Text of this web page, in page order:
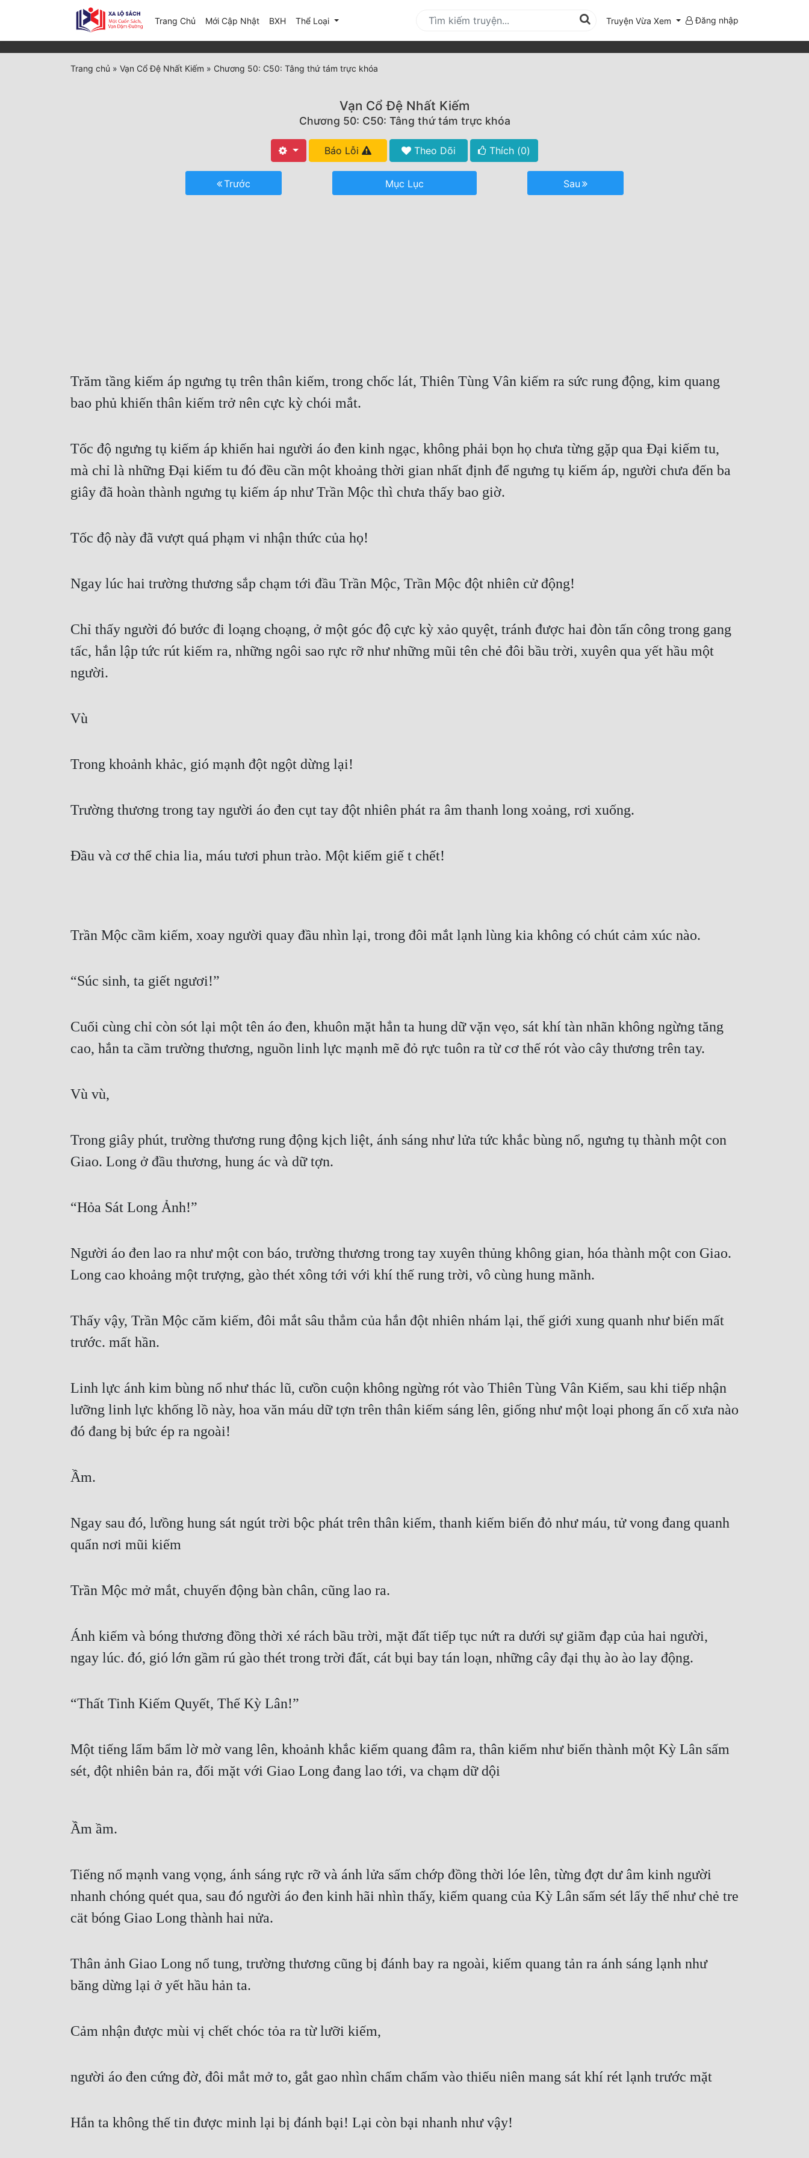
Trang Chủ Mới Cập Nhật(current)
BXH Thể Loại Truyện Vừa Xem Đăng nhập
Trang chủ » Vạn Cổ Đệ Nhất Kiếm » Chương 50: C50: Tâng thứ tám trực khóa
Vạn Cổ Đệ Nhất Kiếm
Chương 50: C50: Tâng thứ tám trực khóa
Báo Lỗi Theo Dõi Thích (0)
Trước Mục Lục Sau
Trăm tầng kiếm áp ngưng tụ trên thân kiếm, trong chốc lát, Thiên Tùng Vân kiếm ra sức rung động, kim quang
bao phủ khiến thân kiếm trở nên cực kỳ chói mắt.
Tốc độ ngưng tụ kiếm áp khiến hai người áo đen kinh ngạc, không phải bọn họ chưa từng gặp qua Đại kiếm tu,
mà chỉ là những Đại kiếm tu đó đều cần một khoảng thời gian nhất định để ngưng tụ kiếm áp, người chưa đến ba
giây đã hoàn thành ngưng tụ kiếm áp như Trần Mộc thì chưa thấy bao giờ.
Tốc độ này đã vượt quá phạm vi nhận thức của họ!
Ngay lúc hai trường thương sắp chạm tới đầu Trần Mộc, Trần Mộc đột nhiên cử động!
Chỉ thấy người đó bước đi loạng choạng, ở một góc độ cực kỳ xảo quyệt, tránh được hai đòn tấn công trong gang
tấc, hắn lập tức rút kiếm ra, những ngôi sao rực rỡ như những mũi tên chẻ đôi bầu trời, xuyên qua yết hầu một
người.
Vù
Trong khoảnh khảc, gió mạnh đột ngột dừng lại!
Trường thương trong tay người áo đen cụt tay đột nhiên phát ra âm thanh long xoảng, rơi xuống.
Đầu và cơ thể chia lia, máu tươi phun trào. Một kiếm giế t chết!
Trần Mộc cầm kiếm, xoay người quay đầu nhìn lại, trong đôi mắt lạnh lùng kia không có chút cảm xúc nào.
“Súc sinh, ta giết ngươi!”
Cuối cùng chỉ còn sót lại một tên áo đen, khuôn mặt hẳn ta hung dữ vặn vẹo, sát khí tàn nhãn không ngừng tăng
cao, hắn ta cầm trường thương, nguồn linh lực mạnh mẽ đỏ rực tuôn ra từ cơ thế rót vào cây thương trên tay.
Vù vù,
Trong giây phút, trường thương rung động kịch liệt, ánh sáng như lửa tức khắc bùng nổ, ngưng tụ thành một con
Giao. Long ở đầu thương, hung ác và dữ tợn.
“Hỏa Sát Long Ảnh!”
Người áo đen lao ra như một con báo, trường thương trong tay xuyên thủng không gian, hóa thành một con Giao.
Long cao khoảng một trượng, gào thét xông tới với khí thế rung trời, vô cùng hung mãnh.
Thấy vậy, Trần Mộc căm kiếm, đôi mắt sâu thẳm của hắn đột nhiên nhám lại, thế giới xung quanh như biến mất
trước. mất hần.
Linh lực ánh kim bùng nổ như thác lũ, cưồn cuộn không ngừng rót vào Thiên Tùng Vân Kiếm, sau khi tiếp nhận
lưỡng linh lực khống lồ này, hoa văn máu dữ tợn trên thân kiếm sáng lên, giống như một loại phong ấn cố xưa nào
đó đang bị bức ép ra ngoài!
Ầm.
Ngay sau đó, lưồng hung sát ngút trời bộc phát trên thân kiếm, thanh kiếm biến đỏ như máu, tử vong đang quanh
quẩn nơi mũi kiếm
Trần Mộc mở mắt, chuyến động bàn chân, cũng lao ra.
Ánh kiếm và bóng thương đồng thời xé rách bầu trời, mặt đất tiếp tục nứt ra dưới sự giãm đạp của hai người,
ngay lúc. đó, gió lớn gầm rú gào thét trong trời đất, cát bụi bay tán loạn, những cây đại thụ ào ào lay động.
“Thất Tinh Kiếm Quyết, Thế Kỳ Lân!”
Một tiếng lẩm bẩm lờ mờ vang lên, khoảnh khắc kiếm quang đâm ra, thân kiếm như biến thành một Kỳ Lân sấm
sét, đột nhiên bản ra, đối mặt với Giao Long đang lao tới, va chạm dữ dội
Ầm ầm.
Tiếng nổ mạnh vang vọng, ánh sáng rực rỡ và ánh lửa sấm chớp đồng thời lóe lên, từng đợt dư âm kinh người
nhanh chóng quét qua, sau đó người áo đen kinh hãi nhìn thấy, kiếm quang của Kỳ Lân sấm sét lấy thế như chẻ tre
cät bóng Giao Long thành hai nửa.
Thân ảnh Giao Long nổ tung, trường thương cũng bị đánh bay ra ngoài, kiếm quang tản ra ánh sáng lạnh như
băng dừng lại ở yết hầu hản ta.
Cảm nhận được mùi vị chết chóc tỏa ra từ lưỡi kiếm,
người áo đen cứng đờ, đôi mắt mở to, gắt gao nhìn chấm chấm vào thiếu niên mang sát khí rét lạnh trước mặt
Hắn ta không thế tin được minh lại bị đánh bại! Lại còn bại nhanh như vậy!